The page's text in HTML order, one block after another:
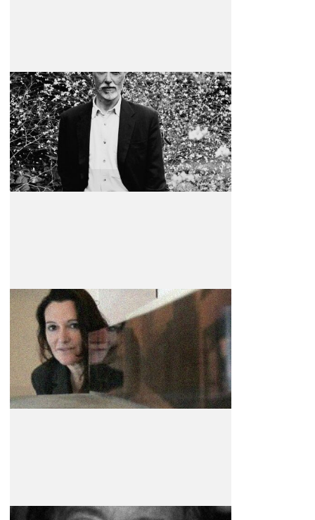
J.M. Coetzee
Escritor
Júri da Selecção Oficial
Cristina Iglesias
Artista
Júri da Selecção Oficial